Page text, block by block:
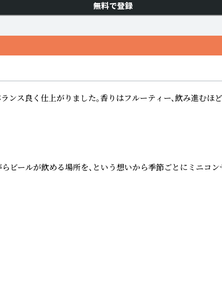
無料で登録
良く仕上がりました。香りはフルーティー、飲み進むほ
ルが飲める場所を、という想いから季節ごとにミ